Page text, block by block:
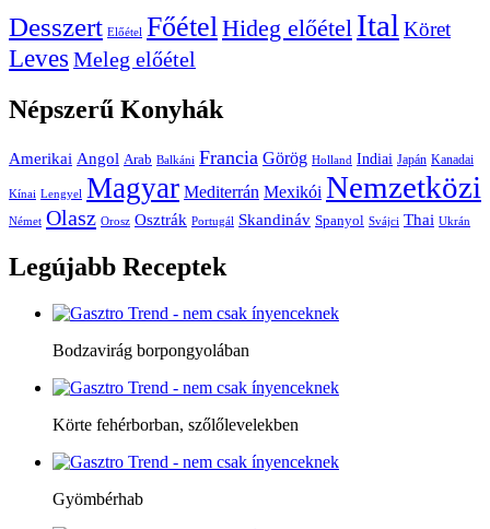
Desszert Előétel FőételHideg előétel Ital Köret
Leves Meleg előétel
Népszerű Konyhák
Amerikai Angol Arab Balkáni Francia Görög Holland Indiai Japán Kanadai
Kínai Lengyel Magyar Mediterrán Mexikói Nemzetközi
Német Olasz Orosz Osztrák Portugál Skandináv Spanyol Svájci Thai Ukrán
Legújabb Receptek
Bodzavirág borpongyolában
Körte fehérborban, szőlőlevelekben
Gyömbérhab